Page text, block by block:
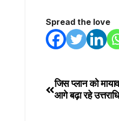
Spread the love
Post
जिस प्लान को
आगे बढ़ा रहे